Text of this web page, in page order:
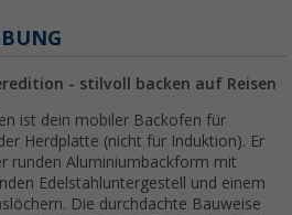
- stilvoll backen auf Reisen
ist dein mobiler Backofen für
Herdplatte (nicht für Induktion). Er
runden Aluminiumbackform mit
Edelstahluntergestell und einem
Die durchdachte Bauweise